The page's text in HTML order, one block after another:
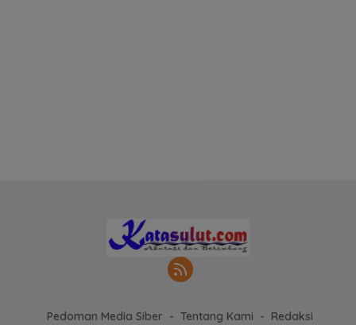
Pedoman Media Siber Tentang Kami Redaksi